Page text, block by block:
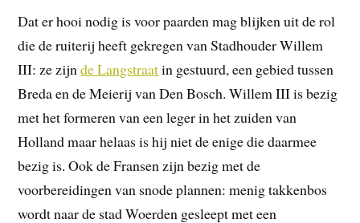
Dat er hooi nodig is voor paarden mag blijken uit de rol
die de ruiterij heeft gekregen van Stadhouder Willem
III: ze zijnde Langstraatin gestuurd, een gebied tussen
Breda en de Meierij van Den Bosch. Willem III is bezig
met het formeren van een leger in het zuiden van
Holland maar helaas is hij niet de enige die daarmee
bezig is. Ook de Fransen zijn bezig met de
voorbereidingen van snode plannen: menig takkenbos
wordt naar de stad Woerden gesleept met een